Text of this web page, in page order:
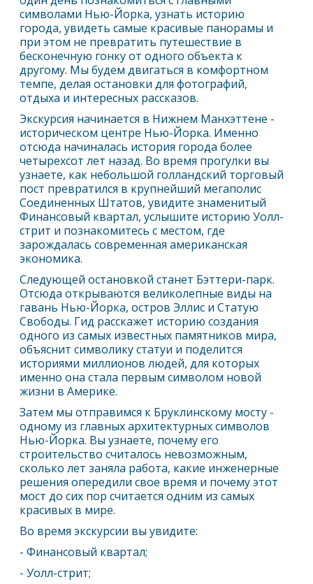
символами Нью-Йорка, узнать историю
города, увидеть самые красивые панорамы и
при этом не превратить путешествие в
бесконечную гонку от одного объекта к
другому. Мы будем двигаться в комфортном
темпе, делая остановки для фотографий,
отдыха и интересных рассказов.
Экскурсия начинается в Нижнем Манхэттене -
историческом центре Нью-Йорка. Именно
отсюда начиналась история города более
четырехсот лет назад. Во время прогулки вы
узнаете, как небольшой голландский торговый
пост превратился в крупнейший мегаполис
Соединенных Штатов, увидите знаменитый
Финансовый квартал, услышите историю Уолл-
стрит и познакомитесь с местом, где
зарождалась современная американская
экономика.
Следующей остановкой станет Бэттери-парк.
Отсюда открываются великолепные виды на
гавань Нью-Йорка, остров Эллис и Статую
Свободы. Гид расскажет историю создания
одного из самых известных памятников мира,
объяснит символику статуи и поделится
историями миллионов людей, для которых
именно она стала первым символом новой
жизни в Америке.
Затем мы отправимся к Бруклинскому мосту -
одному из главных архитектурных символов
Нью-Йорка. Вы узнаете, почему его
строительство считалось невозможным,
сколько лет заняла работа, какие инженерные
решения опередили свое время и почему этот
мост до сих пор считается одним из самых
красивых в мире.
Во время экскурсии вы увидите:
- Финансовый квартал;
- Уолл-стрит;